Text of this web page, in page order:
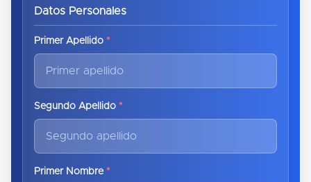
Datos Personales
Primer Apellido *
Segundo Apellido *
Primer Nombre *